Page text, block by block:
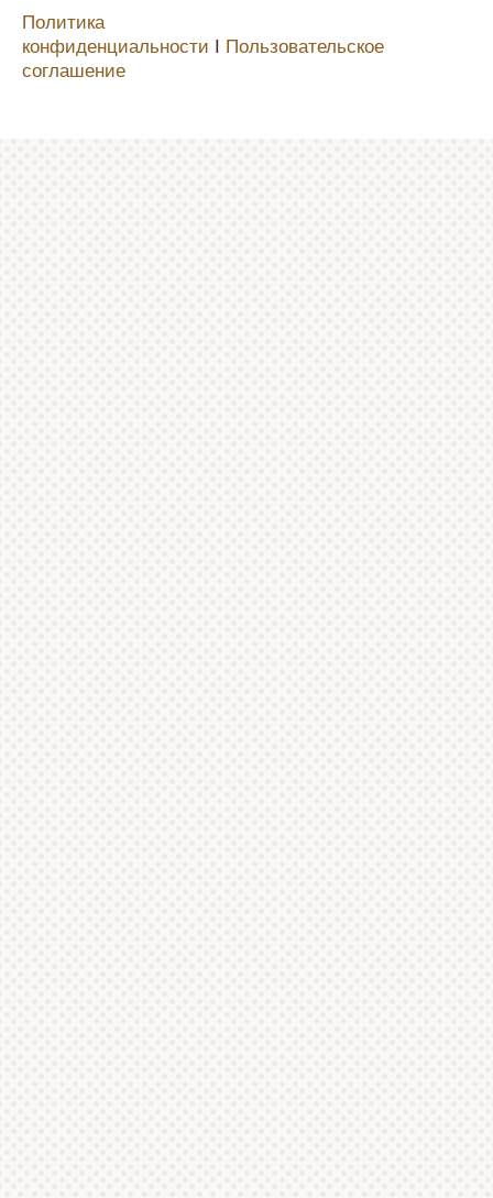
Политика
конфиденциальности Ι Пользовательское
соглашение